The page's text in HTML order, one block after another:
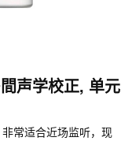
声学校正, 单元
常适合近场监听，现